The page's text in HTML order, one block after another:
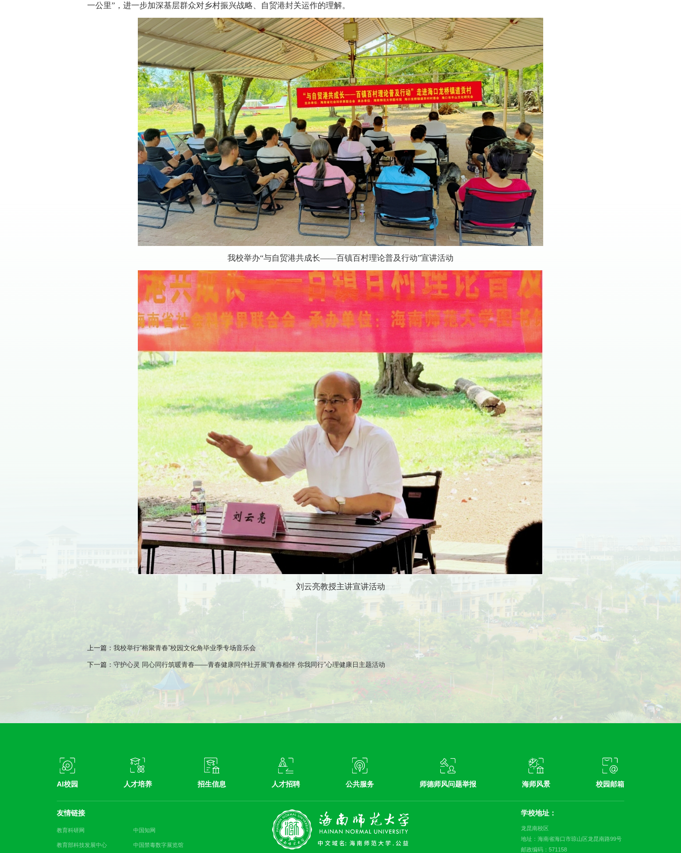
一公里”，进一步加深基层群众对乡村振兴战略、自贸港封关运作的理解。
我校举办“与自贸港共成长——百镇百村理论普及行动”宣讲活动
刘云亮教授主讲宣讲活动
上一篇： 我校举行“榕聚青春”校园文化角毕业季专场音乐会
下一篇： 守护心灵 同心同行筑暖青春——青春健康同伴社开展“青春相伴 你我同行”心理健康日主题活动
AI校园 人才培养 招生信息 人才招聘 公共服务 师德师风问题举报 海师风景 校园邮箱
友情链接
教育科研网 中国知网
教育部科技发展中心 中国禁毒数字展览馆
学校地址：
龙昆南校区
地址：海南省海口市琼山区龙昆南路99号
邮政编码：571158